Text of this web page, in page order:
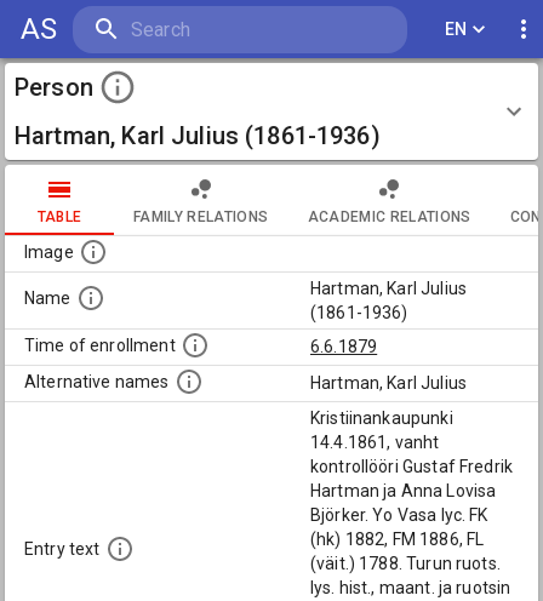
AS EN
Person
Hartman, Karl Julius (1861-1936)
TABLE FAMILY RELATIONS ACADEMIC RELATIONS
Image
Name
Hartman, Karl Julius
(1861-1936)
Time of enrollment
6.6.1879
Alternative names
Hartman, Karl Julius
Entry text
Kristiinankaupunki
14.4.1861, vanht
kontrollööri Gustaf Fredrik
Hartman ja Anna Lovisa
Björker. Yo Vasa lyc. FK
(hk) 1882, FM 1886, FL
(väit.) 1788. Turun ruots.
lys. hist., maant. ja ruotsin